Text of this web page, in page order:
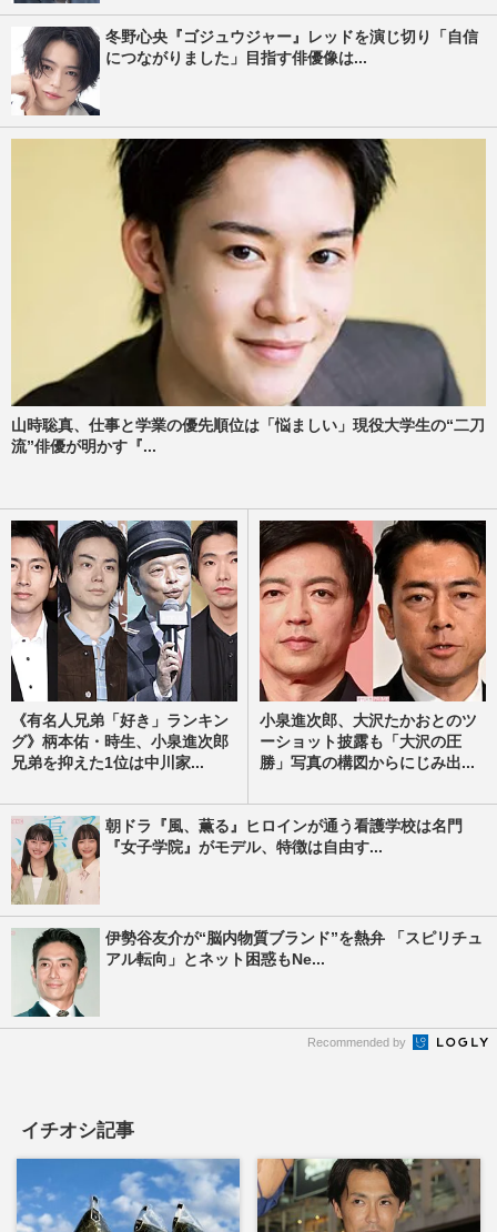
冬野心央『ゴジュウジャー』レッドを演じ切り「自信
につながりました」目指す俳優像は...
山時聡真、仕事と学業の優先順位は「悩ましい」現役大学生の“二刀
流”俳優が明かす『...
《有名人兄弟「好き」ランキン
グ》柄本佑・時生、小泉進次郎
兄弟を抑えた1位は中川家...
小泉進次郎、大沢たかおとのツ
ーショット披露も「大沢の圧
勝」写真の構図からにじみ出...
朝ドラ『風、薫る』ヒロインが通う看護学校は名門
『女子学院』がモデル、特徴は自由す...
伊勢谷友介が“脳内物質ブランド”を熱弁 「スピリチュ
アル転向」とネット困惑もNe...
Recommended by
イチオシ記事